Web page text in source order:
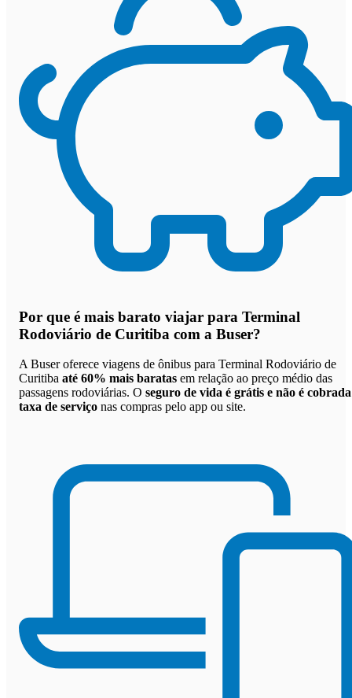
Por que é mais barato viajar para Terminal
Rodoviário de Curitiba com a Buser?
A Buser oferece viagens de ônibus para Terminal Rodoviário de
Curitiba até 60% mais baratas em relação ao preço médio das
passagens rodoviárias. O seguro de vida é grátis e não é cobrada
taxa de serviço nas compras pelo app ou site.